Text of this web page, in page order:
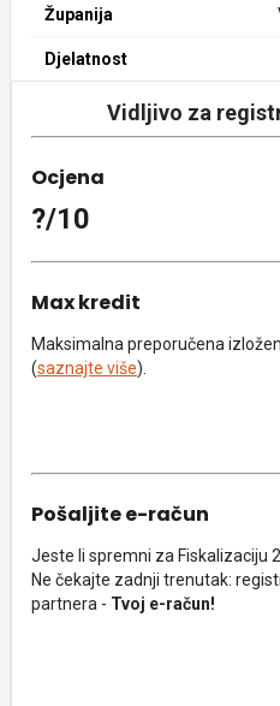
Županija
Djelatnost
Vidljivo za
Ocjena
?/10
Max kredit
Maksimalna preporučena
(saznajte više).
Pošaljite e-račun
Jeste li spremni za Fiskalizaciju
Ne čekajte zadnji trenutak:
partnera - Tvoj e-račun!